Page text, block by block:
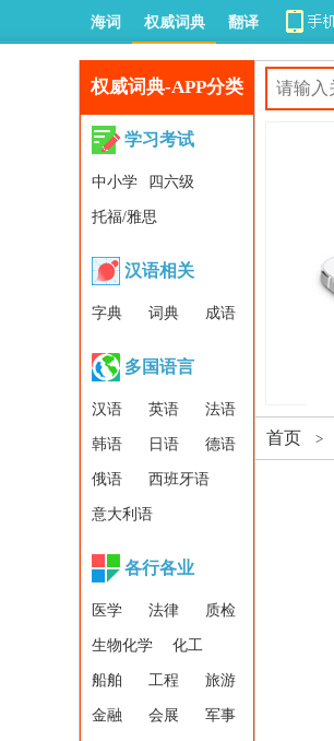
海词 权威词典 翻译
权威词典-APP分类
学习考试
中小学 四六级
托福/雅思
汉语相关
字典 词典 成语
多国语言
汉语 英语 法语
韩语 日语 德语
俄语 西班牙语
意大利语
各行各业
医学 法律 质检
生物化学 化工
船舶 工程 旅游
金融 会展 军事
首页 >